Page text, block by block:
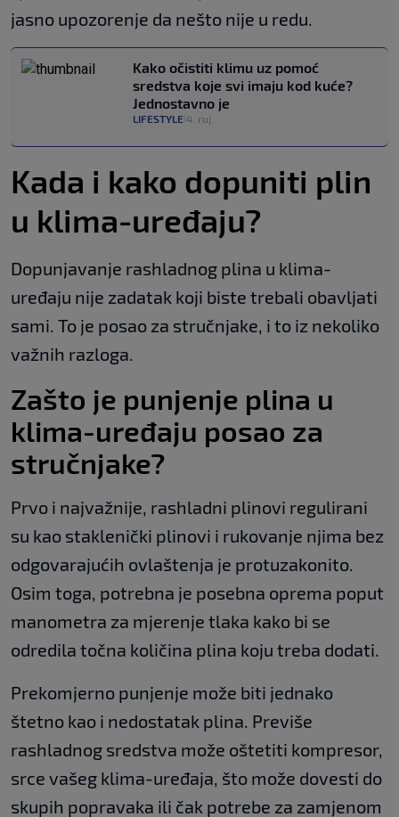
jasno upozorenje da nešto nije u redu.
Kako očistiti klimu uz pomoć
sredstva koje svi imaju kod kuće?
Jednostavno je
LIFESTYLE 4. ruj.
Kada i kako dopuniti plin
u klima-uređaju?
Dopunjavanje rashladnog plina u klima-
uređaju nije zadatak koji biste trebali obavljati
sami. To je posao za stručnjake, i to iz nekoliko
važnih razloga.
Zašto je punjenje plina u
klima-uređaju posao za
stručnjake?
Prvo i najvažnije, rashladni plinovi regulirani
su kao staklenički plinovi i rukovanje njima bez
odgovarajućih ovlaštenja je protuzakonito.
Osim toga, potrebna je posebna oprema poput
manometra za mjerenje tlaka kako bi se
odredila točna količina plina koju treba dodati.
Prekomjerno punjenje može biti jednako
štetno kao i nedostatak plina. Previše
rashladnog sredstva može oštetiti kompresor,
srce vašeg klima-uređaja, što može dovesti do
skupih popravaka ili čak potrebe za zamjenom